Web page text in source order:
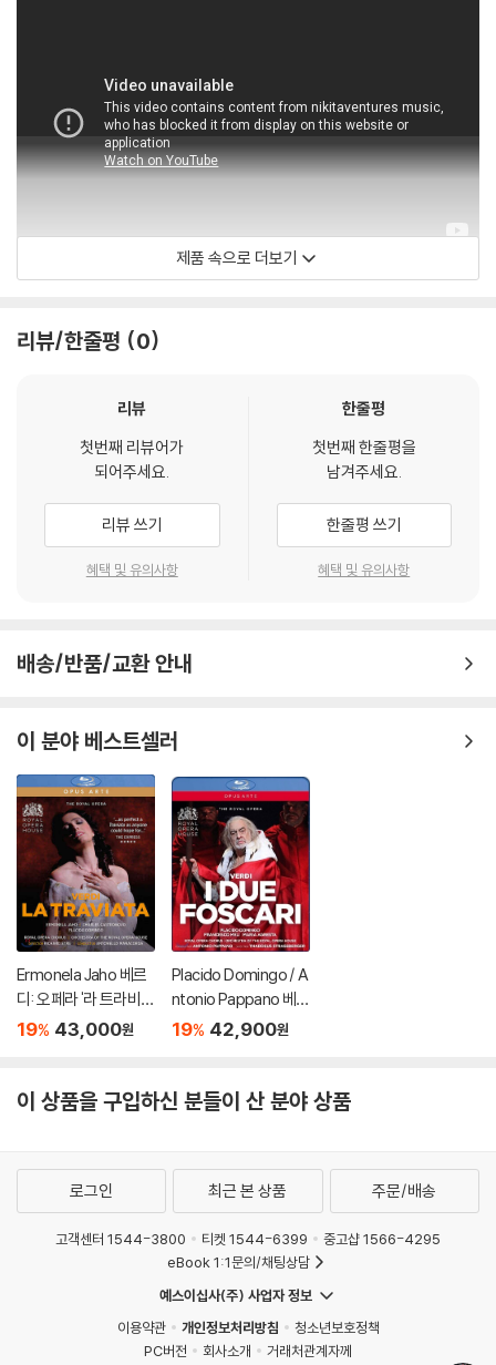
제품 속으로 더보기
리뷰/한줄평 0
리뷰
첫번째 리뷰어가
되어주세요.
리뷰 쓰기
혜택 및 유의사항
한줄평
첫번째 한줄평을
남겨주세요.
한줄평 쓰기
혜택 및 유의사항
배송/반품/교환 안내
이 분야 베스트셀러
Ermonela Jaho 베르
디: 오페라 '라 트라비아
타' (Verdi: La Traviat
19% 43,000원
Placido Domingo / A
ntonio Pappano 베르
디: 포스카리 가문의 두
19% 42,900원
이 상품을 구입하신 분들이 산 분야 상품
로그인 최근 본 상품 주문/배송
고객센터 1544-3800 티켓 1544-6399
중고샵 1566-4295
eBook 1:1문의/채팅상담
예스이십사(주) 사업자 정보
이용약관
개인정보처리방침
청소년보호정책
PC버전
회사소개
거래처관계자께